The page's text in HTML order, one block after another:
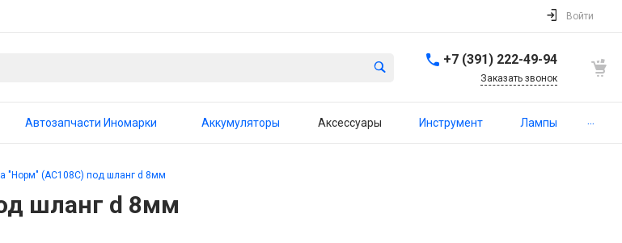
Войти
+7 (391) 222-49-94
Заказать звонок
Автозапчасти Иномарки Аккумуляторы Аксессуары Инструмент Лампы ...
"Норм" (АС108С) под шланг d 8мм
шланг d 8мм